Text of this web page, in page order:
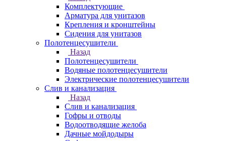
Комплектующие
Арматура для унитазов
Крепления и кронштейны
Сидения для унитазов
Полотенцесушители
Назад
Полотенцесушители
Водяные полотенцесушители
Электрические полотенцесушители
Слив и канализация
Назад
Слив и канализация
Гофры и отводы
Водоотводящие желоба
Дачные мойдодыры